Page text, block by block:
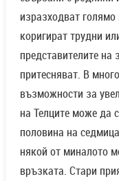
изразходват голямо
коригират трудни
представителите
притесняват. В
възможности за
на Телците може да
половина на
някой от миналото
връзката. Стари